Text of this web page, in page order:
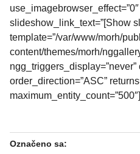
slideshow_link_text=”[Show
template=”/var/www/morh/
content/themes/morh/
ngg_triggers_display=”never”
order_direction=”ASC”
maximum_entity_count=”500″]
Označeno sa: